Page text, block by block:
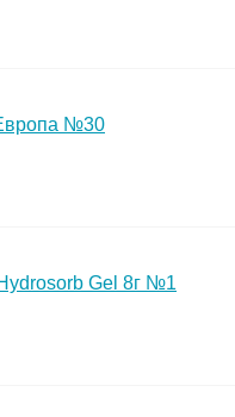
№30
Gel 8г №1